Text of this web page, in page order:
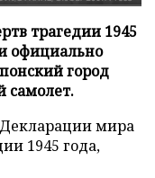
трагедии 1945
официально
город
самолет.
Декларации мира
1945 года,